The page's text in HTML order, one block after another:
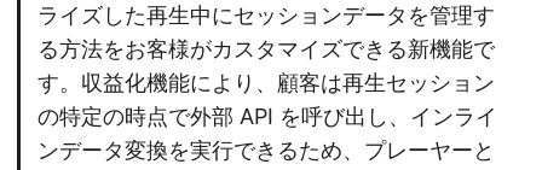
ライズした再生中にセッションデータを管理す
る方法をお客様がカスタマイズできる新機能で
す。収益化機能により、顧客は再生セッション
の特定の時点で外部 API を呼び出し、インライ
ンデータ変換を実行できるため、プレーヤーと